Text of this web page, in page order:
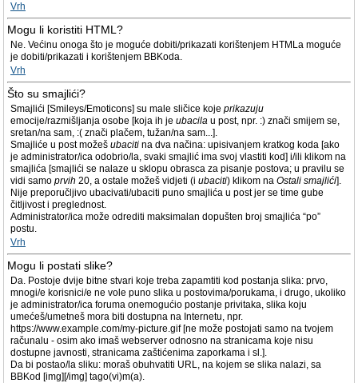
Vrh
Mogu li koristiti HTML?
Ne. Većinu onoga što je moguće dobiti/prikazati korištenjem HTMLa moguće
je dobiti/prikazati i korištenjem BBKoda.
Vrh
Što su smajlići?
Smajlići [Smileys/Emoticons] su male sličice koje prikazuju
emocije/razmišljanja osobe [koja ih je ubacila u post, npr. :) znači smijem se,
sretan/na sam, :( znači plačem, tužan/na sam...].
Smajliće u post možeš ubaciti na dva načina: upisivanjem kratkog koda [ako
je administrator/ica odobrio/la, svaki smajlić ima svoj vlastiti kod] i/ili klikom na
smajlića [smajlići se nalaze u sklopu obrasca za pisanje postova; u pravilu se
vidi samo prvih 20, a ostale možeš vidjeti (i ubaciti) klikom na Ostali smajlići].
Nije preporučljivo ubacivati/ubaciti puno smajlića u post jer se time gube
čitljivost i preglednost.
Administrator/ica može odrediti maksimalan dopušten broj smajlića “po”
postu.
Vrh
Mogu li postati slike?
Da. Postoje dvije bitne stvari koje treba zapamtiti kod postanja slika: prvo,
mnogi/e korisnici/e ne vole puno slika u postovima/porukama, i drugo, ukoliko
je administrator/ica foruma onemogućio postanje privitaka, slika koju
umećeš/umetneš mora biti dostupna na Internetu, npr.
https://www.example.com/my-picture.gif [ne može postojati samo na tvojem
računalu - osim ako imaš webserver odnosno na stranicama koje nisu
dostupne javnosti, stranicama zaštićenima zaporkama i sl.].
Da bi postao/la sliku: moraš obuhvatiti URL, na kojem se slika nalazi, sa
BBKod [img][/img] tago(vi)m(a).